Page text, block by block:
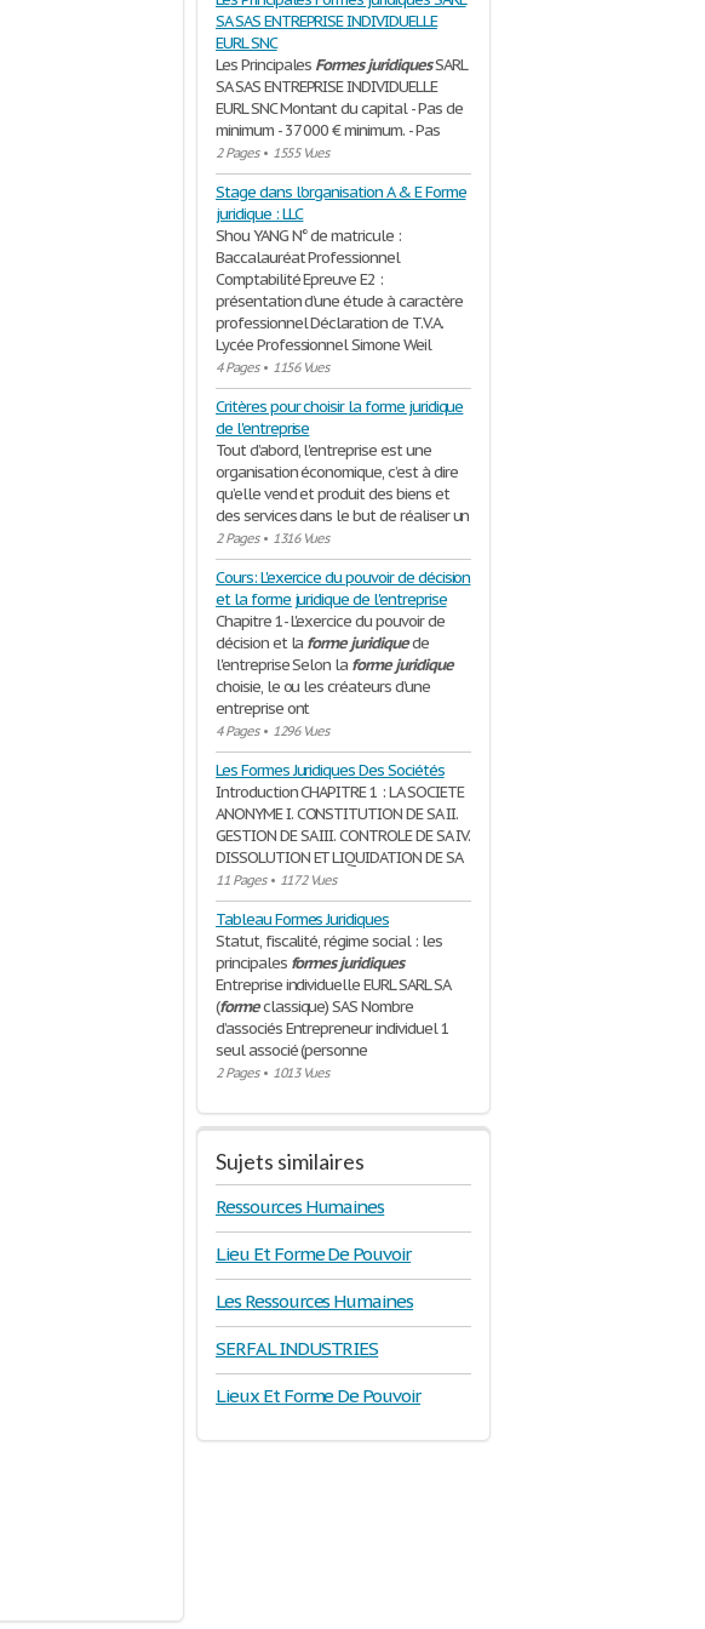
SA SAS ENTREPRISE INDIVIDUELLE
EURL SNC
Les Principales Formes juridiquesSARL
SA SAS ENTREPRISE INDIVIDUELLE
EURL SNC Montant du capital - Pas de
minimum - 37 000 € minimum. - Pas
2 Pages• 1555 Vues
Stage dans l'organisation A & E Forme
juridique : LLC
Shou YANG N° de matricule :
Baccalauréat Professionnel
Comptabilité Epreuve E2 :
présentation d’une étude à caractère
professionnel Déclaration de T.V.A.
Lycée Professionnel Simone Weil
4 Pages• 1156 Vues
Critères pour choisir la forme juridique
de l'entreprise
Tout d’abord, l'entreprise est une
organisation économique, c’est à dire
qu’elle vend et produit des biens et
des services dans le but de réaliser un
2 Pages• 1316 Vues
Cours: L'exercice du pouvoir de décision
et la forme juridique de l'entreprise
Chapitre 1- L'exercice du pouvoir de
décision et la forme juridiquede
l'entreprise Selon la forme juridique
choisie, le ou les créateurs d’une
entreprise ont
4 Pages• 1296 Vues
Les Formes Juridiques Des Sociétés
Introduction CHAPITRE 1 : LA SOCIETE
ANONYME I. CONSTITUTION DE SA II.
GESTION DE SA III. CONTROLE DE SA IV.
DISSOLUTION ET LIQUIDATION DE SA
11 Pages• 1172 Vues
Tableau Formes Juridiques
Statut, fiscalité, régime social : les
principales formes juridiques
Entreprise individuelle EURL SARL SA
(formeclassique) SAS Nombre
d’associés Entrepreneur individuel 1
seul associé (personne
2 Pages• 1013 Vues
Sujets similaires
Ressources Humaines
Lieu Et Forme De Pouvoir
Les Ressources Humaines
SERFAL INDUSTRIES
Lieux Et Forme De Pouvoir